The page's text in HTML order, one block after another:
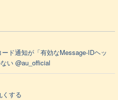
ド通知が「有効なMessage-IDヘッ
い @au_official
くする